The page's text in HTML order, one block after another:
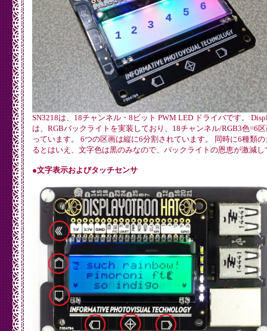
SN3218は、18チャンネル・8ビット PWM LED ドライバです。
は、RGBバックライトを実装しており、18チャンネル/RGB3色=6
っています。 6つの区画は縦に6分割されています。 同時に6種類
るとはいえ、文字色は黒のみなので、バックライトの恩恵が激減し
●文字表示およびタッチセンサ